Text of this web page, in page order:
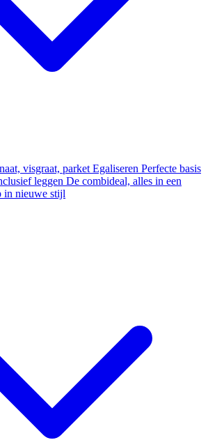
visgraat, parket Egaliseren Perfecte basis
leggen De combideal, alles in een
in nieuwe stijl